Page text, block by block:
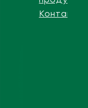
Контакты